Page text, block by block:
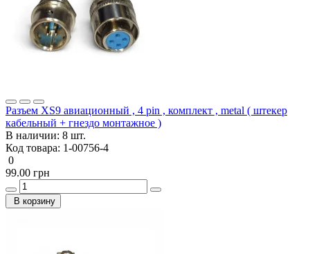
Разъем XS9 авиационный , 4 pin , комплект , metal ( штекер
кабельный + гнездо монтажное )
В наличии: 8 шт.
Код товара: 1-00756-4
0
99.00 грн
В корзину